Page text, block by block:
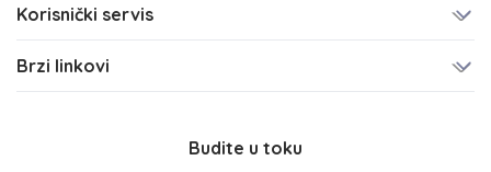
Korisnički servis
Brzi linkovi
Budite u toku